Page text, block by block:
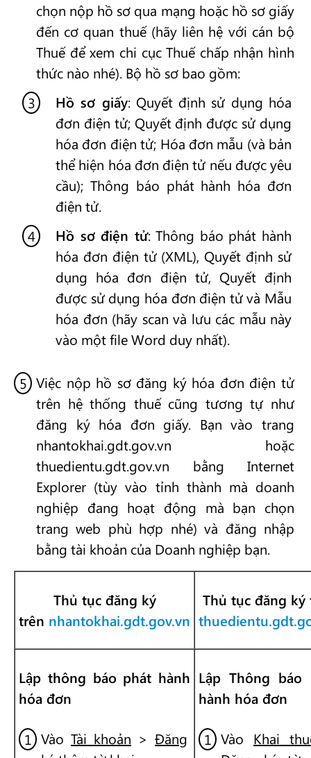
chọn nộp hồ sơ qua mạng hoặc hồ sơ giấy
đến cơ quan thuế (hãy liên hệ với cán bộ
Thuế để xem chi cục Thuế chấp nhận hình
thức nào nhé). Bộ hồ sơ bao gồm:
Hồ sơ giấy: Quyết định sử dụng hóa
đơn điện tử; Quyết định được sử dụng
hóa đơn điện tử; Hóa đơn mẫu (và bản
thể hiện hóa đơn điện tử nếu được yêu
cầu); Thông báo phát hành hóa đơn
điện tử.
Hồ sơ điện tử: Thông báo phát hành
hóa đơn điện tử (XML), Quyết định sử
dụng hóa đơn điện tử, Quyết định
được sử dụng hóa đơn điện tử và Mẫu
hóa đơn (hãy scan và lưu các mẫu này
vào một file Word duy nhất).
Việc nộp hồ sơ đăng ký hóa đơn điện tử
trên hệ thống thuế cũng tương tự như
đăng ký hóa đơn giấy. Bạn vào trang
nhantokhai.gdt.gov.vn hoặc
thuedientu.gdt.gov.vn bằng Internet
Explorer (tùy vào tỉnh thành mà doanh
nghiệp đang hoạt động mà bạn chọn
trang web phù hợp nhé) và đăng nhập
bằng tài khoản của Doanh nghiệp bạn.
Thủ tục đăng ký
trên nhantokhai.gdt.gov.vn
Thủ tục đăng ký
Lập thông báo phát hành
hóa đơn
Vào Tài khoản > Đăng
Lập Thông báo
hành hóa đơn
Vào Khai